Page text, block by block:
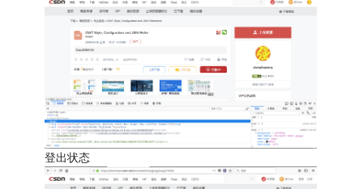
登出状态